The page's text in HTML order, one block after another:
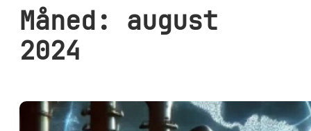
Måned: august
2024